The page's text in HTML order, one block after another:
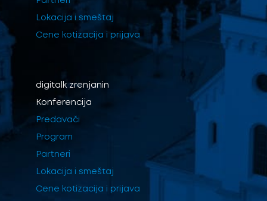
Lokacija i smeštaj
Cene kotizacija i prijava
digitalk zrenjanin
Konferencija
Predavači
Program
Partneri
Lokacija i smeštaj
Cene kotizacija i prijava